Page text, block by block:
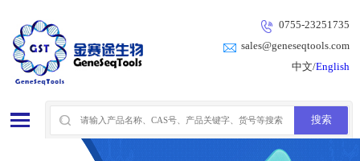
0755-23251735
sales@geneseqtools.com
中文/English